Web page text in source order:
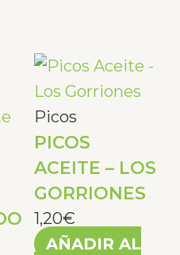
Rango
desde
5,00€
hasta
producto
múltiples
variantes.
Picos
PICOS
ACEITE – LOS
GORRIONES
1,20€
AÑADIR AL